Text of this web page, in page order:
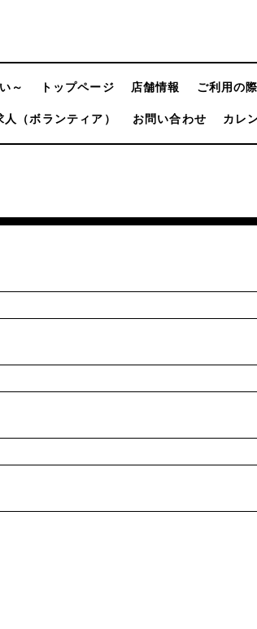
～ トップページ 店舗情報 ご利用の
人（ボランティア） お問い合わせ カレ